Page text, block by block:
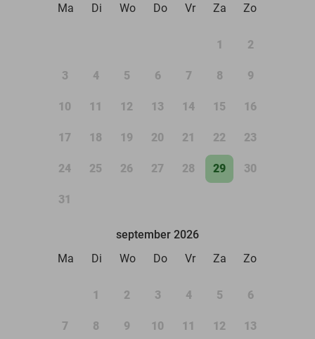
Ma
Di Wo Do Vr Za Zo
1 2
3 4 5 6 7 8 9
10 11 12 13 14 15 16
17 18 19 20 21 22 23
24 25 26 27 28 29 30
31
september 2026
Ma
Di Wo Do Vr Za Zo
1 2 3 4 5 6
7 8 9 10 11 12 13